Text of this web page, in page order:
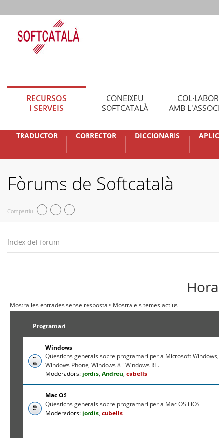
RECURSOS
I SERVEIS
CONEIXEU
SOFTCATALÀ
AMB
TRADUCTOR CORRECTOR DICCIONARIS
Fòrums de Softcatalà
Compartiu
Índex del fòrum
Mostra les entrades sense resposta • Mostra els temes actius
Programari
Windows
Qüestions generals sobre programari per a Microsoft Windows,
Windows Phone, Windows 8 i Windows RT.
Moderadors: jordis,Andreu,cubells
Mac OS
Qüestions generals sobre programari per a Mac OS i iOS
Moderadors: jordis,cubells